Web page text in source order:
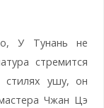
У Тунань не
стремится
ушу, он
Чжан Цэ